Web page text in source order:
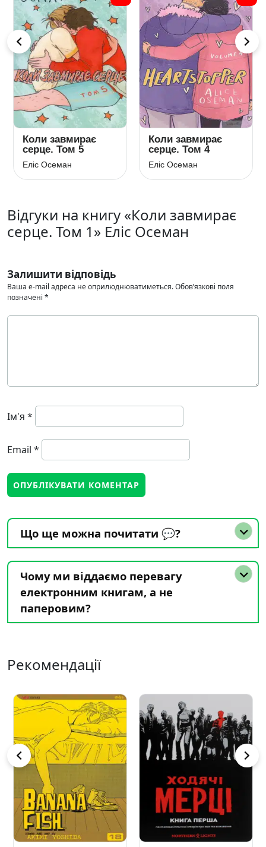
Коли завмирає
серце. Том 5
Еліс Осеман
Коли завмирає
серце. Том 4
Еліс Осеман
Відгуки на книгу «Коли завмирає
серце. Том 1» Еліс Осеман
Залишити відповідь
Ваша e-mail адреса не оприлюднюватиметься.Обов’язкові поля
позначені *
Ім'я *
Email *
Що ще можна почитати 💬?
Чому ми віддаємо перевагу
електронним книгам, а не
паперовим?
Рекомендації